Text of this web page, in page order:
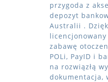
przygoda z
depozyt
Australii .
zabawę
POLi, PayID i
na rozwiązłą
dokumentacja,